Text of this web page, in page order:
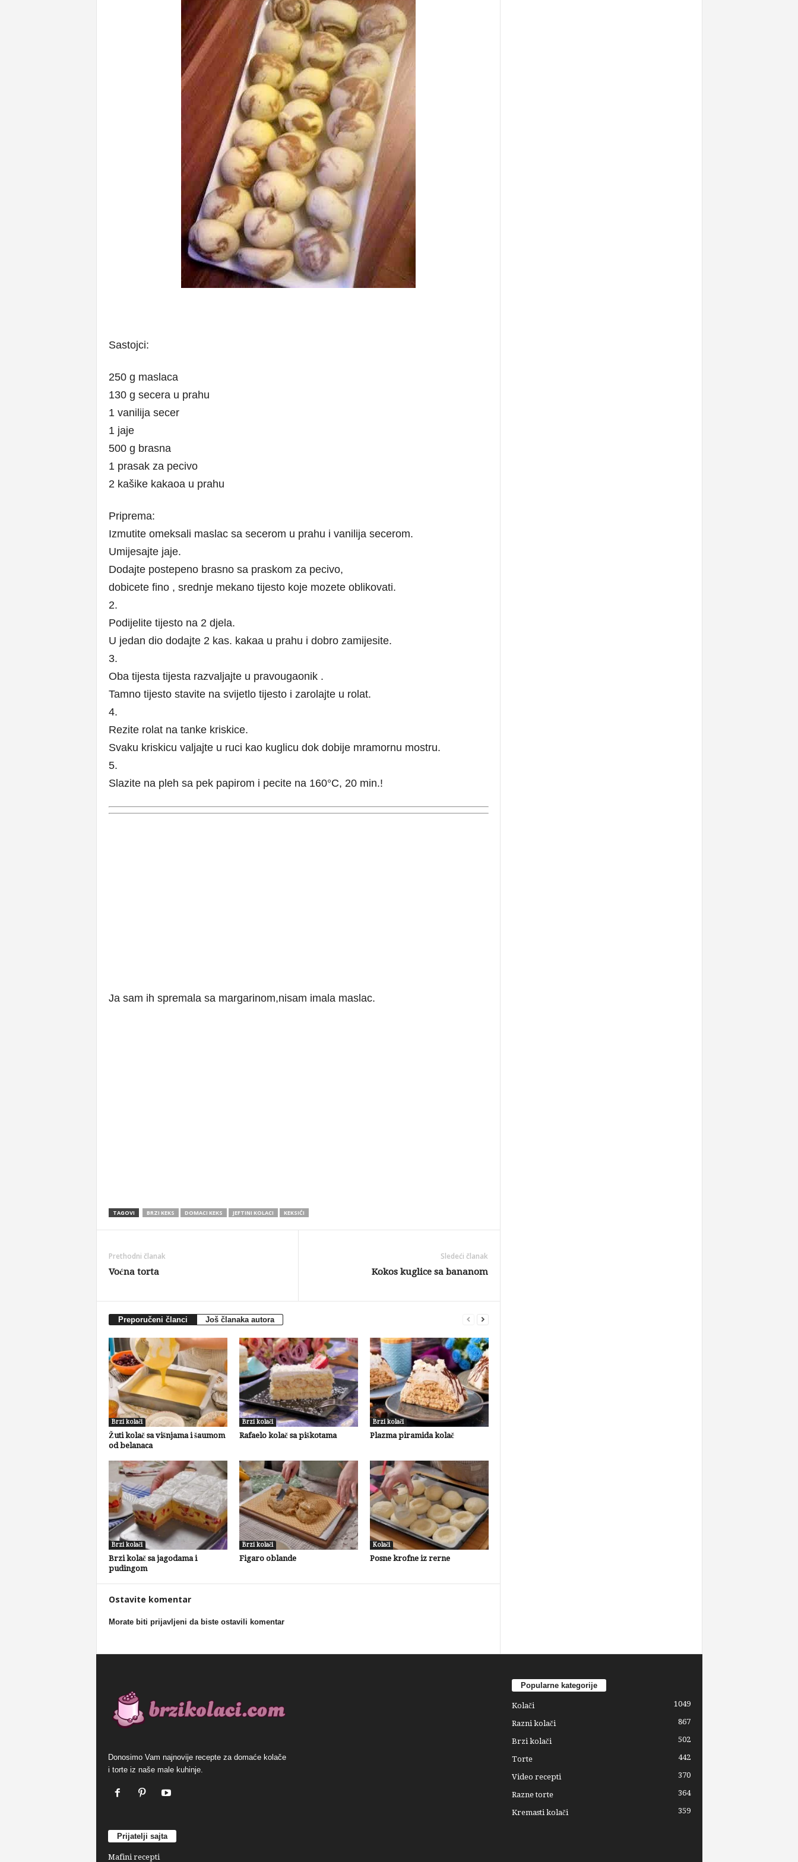
Sastojci:
250 g maslaca
130 g secera u prahu
1 vanilija secer
1 jaje
500 g brasna
1 prasak za pecivo
2 kašike kakaoa u prahu
Priprema:
Izmutite omeksali maslac sa secerom u prahu i vanilija secerom.
Umijesajte jaje.
Dodajte postepeno brasno sa praskom za pecivo,
dobicete fino , srednje mekano tijesto koje mozete oblikovati.
2.
Podijelite tijesto na 2 djela.
U jedan dio dodajte 2 kas. kakaa u prahu i dobro zamijesite.
3.
Oba tijesta tijesta razvaljajte u pravougaonik .
Tamno tijesto stavite na svijetlo tijesto i zarolajte u rolat.
4.
Rezite rolat na tanke kriskice.
Svaku kriskicu valjajte u ruci kao kuglicu dok dobije mramornu mostru.
5.
Slazite na pleh sa pek papirom i pecite na 160°C, 20 min.!
Ja sam ih spremala sa margarinom,nisam imala maslac.
TAGOVI BRZI KEKS DOMACI KEKS JEFTINI KOLACI KEKSIĆI
Prethodni članak
Voćna torta
Sledeći članak
Kokos kuglice sa bananom
Preporučeni članci Još članaka autora
Brzi kolači
Žuti kolač sa višnjama i šaumom
od belanaca
Brzi kolači
Rafaelo kolač sa piškotama
Brzi kolači
Plazma piramida kolač
Brzi kolači
Brzi kolač sa jagodama i
pudingom
Brzi kolači
Figaro oblande
Kolači
Posne krofne iz rerne
Ostavite komentar
Morate biti prijavljeni da biste ostavili komentar
Donosimo Vam najnovije recepte za domaće kolače
i torte iz naše male kuhinje.
Prijatelji sajta
Mafini recepti
Popularne kategorije
Kolači 1049
Razni kolači 867
Brzi kolači 502
Torte 442
Video recepti 370
Razne torte 364
Kremasti kolači 359